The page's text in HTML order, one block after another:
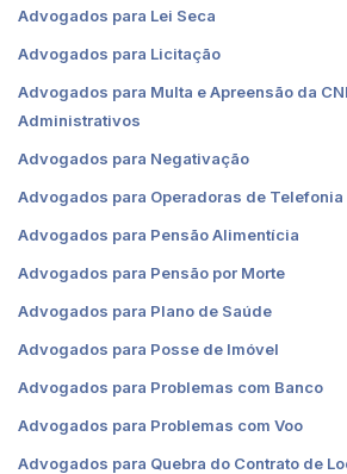
Advogados para Lei Seca
Advogados para Licitação
Advogados para Multa e Apreensão da
Administrativos
Advogados para Negativação
Advogados para Operadoras de Telefonia
Advogados para Pensão Alimentícia
Advogados para Pensão por Morte
Advogados para Plano de Saúde
Advogados para Posse de Imóvel
Advogados para Problemas com Banco
Advogados para Problemas com Voo
Advogados para Quebra do Contrato de